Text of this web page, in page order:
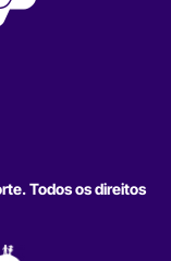
Todos os direitos